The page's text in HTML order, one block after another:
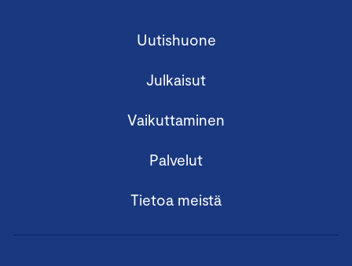
Uutishuone
Julkaisut
Vaikuttaminen
Palvelut
Tietoa meistä